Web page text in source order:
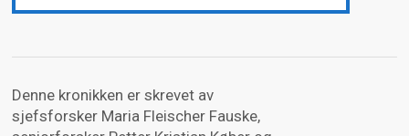
Denne kronikken er skrevet av
sjefsforsker Maria Fleischer Fauske,